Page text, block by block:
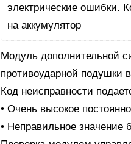
Модуль дополнительной
противоударной подушки
Код неисправности
• Очень высокое
• Неправильное значение